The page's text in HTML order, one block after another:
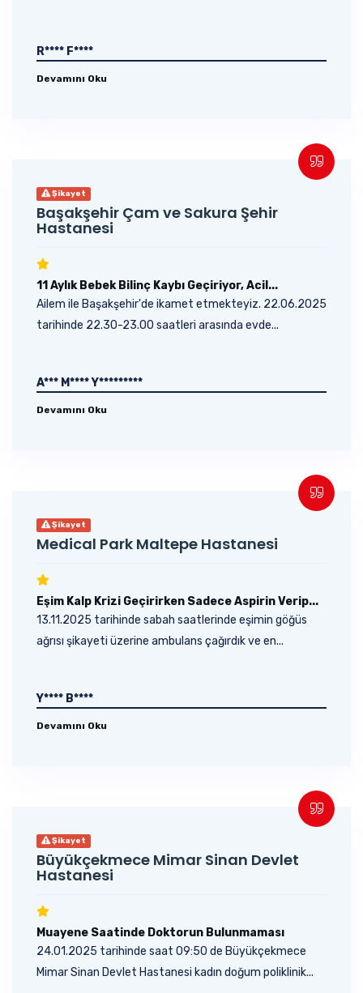
R**** F****
Devamını Oku
Şikayet
Başakşehir Çam ve Sakura Şehir
Hastanesi
11 Aylık Bebek Bilinç Kaybı Geçiriyor, Acil...
Ailem ile Başakşehir'de ikamet etmekteyiz. 22.06.2025
tarihinde 22.30-23.00 saatleri arasında evde...
A*** M**** Y*********
Devamını Oku
Şikayet
Medical Park Maltepe Hastanesi
Eşim Kalp Krizi Geçirirken Sadece Aspirin Verip...
13.11.2025 tarihinde sabah saatlerinde eşimin göğüs
ağrısı şikayeti üzerine ambulans çağırdık ve en...
Y**** B****
Devamını Oku
Şikayet
Büyükçekmece Mimar Sinan Devlet
Hastanesi
Muayene Saatinde Doktorun Bulunmaması
24.01.2025 tarihinde saat 09:50 de Büyükçekmece
Mimar Sinan Devlet Hastanesi kadın doğum poliklinik...